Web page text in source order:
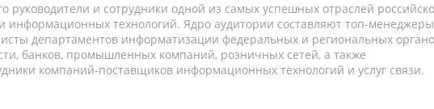
руководители и сотрудники одной из самых успешных отраслей
информационных технологий. Ядро аудитории составляют топ-
департаментов информатизации федеральных и региональных
банков, промышленных компаний, розничных сетей, а также
компаний-поставщиков информационных технологий и услуг связи.